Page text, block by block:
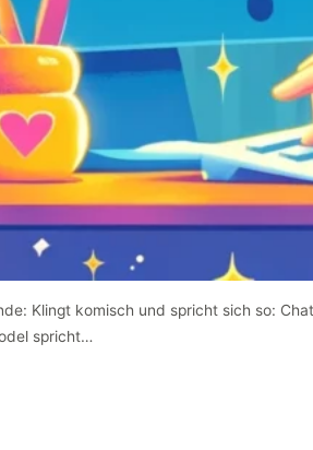
Klingt komisch und spricht sich so:
spricht…